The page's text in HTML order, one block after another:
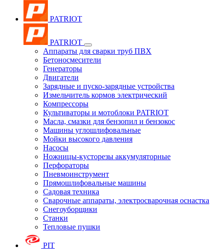
PATRIOT
PATRIOT
Аппараты для сварки труб ПВХ
Бетоносмесители
Генераторы
Двигатели
Зарядные и пуско-зарядные устройства
Измельчитель кормов электрический
Компрессоры
Культиваторы и мотоблоки PATRIOT
Масла, смазки для бензопил и бензокос
Машины углошлифовальные
Мойки высокого давления
Насосы
Ножницы-кусторезы аккумуляторные
Перфораторы
Пневмоинструмент
Прямошлифовальные машины
Садовая техника
Сварочные аппараты, электросварочная оснастка
Снегоуборщики
Станки
Тепловые пушки
PIT